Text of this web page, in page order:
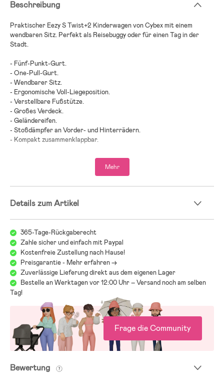
Beschreibung
Praktischer Eezy S Twist+2 Kinderwagen von Cybex mit einem
wendbaren Sitz. Perfekt als Reisebuggy oder für einen Tag in der
Stadt.
- Fünf-Punkt-Gurt.
- One-Pull-Gurt.
- Wendbarer Sitz.
- Ergonomische Voll-Liegeposition.
- Verstellbare Fußstütze.
- Großes Verdeck.
- Geländereifen.
- Stoßdämpfer an Vorder- und Hinterrädern.
- Kompakt zusammenklappbar.
- Travel System – perfekt für Eltern, die viel unterwegs sind.
- Maximalbelastung: 22 kg (nach vorne gerichtet)/ 15 kg (zu den
Kinderwagen-Guide – finde den richtigen Wagen für
Dich und Dein Kind
Die Wahl eines Kinderwagens kann bei der Vielzahl an Modellen,
Marken und Funktionen überwältigend sein. Unser Kinderwagen-
Guide hilft Dir, verschiedene Arten von Kinderwagen, ihre Sicherheit
und praktische Funktionen zu vergleichen. Mit dem Guide fällt es
leichter, einen Wagen zu finden, der sicher, bequem und praktisch für
Dich und Dein Kind ist.
Jollyrooms Kinderwagenguide
Mehr
Details zum Artikel
365-Tage-Rückgaberecht
Zahle sicher und einfach mit Paypal
Kostenfreie Zustellung nach Hause!
Preisgarantie - Mehr erfahren ->
Zuverlässige Lieferung direkt aus dem eigenen Lager
Bestelle an Werktagen vor 12:00 Uhr – Versand noch am selben
Tag!
Frage die Community
Bewertung